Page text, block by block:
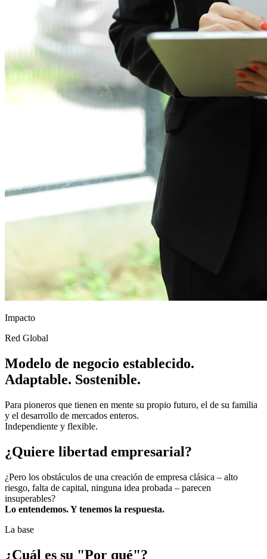
Impacto
Red Global
Modelo de negocio establecido.
Adaptable. Sostenible.
Para pioneros que tienen en mente su propio futuro, el de su familia
y el desarrollo de mercados enteros.
Independiente y flexible.
¿Quiere libertad empresarial?
¿Pero los obstáculos de una creación de empresa clásica – alto
riesgo, falta de capital, ninguna idea probada – parecen
insuperables?
Lo entendemos. Y tenemos la respuesta.
La base
¿Cuál es su "Por qué"?